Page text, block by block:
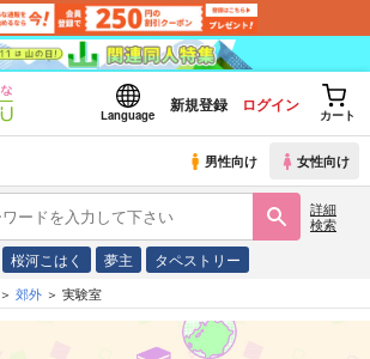
Language
新規登録 ログイン
カート
男性向け 女性向け
詳細
検索
桜河こはく 夢主 タペストリー
郊外 実験室